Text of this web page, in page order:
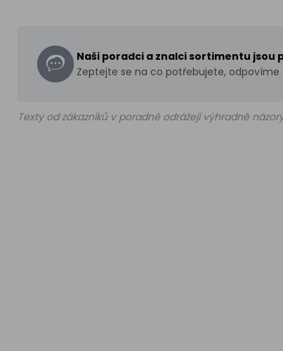
Naši poradci a znalci sortimentu jsou
Zeptejte se na co potřebujete, odpovíme
Texty od zákazníků v poradně odrážejí výhradně